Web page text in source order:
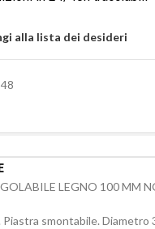
alla lista dei desideri
LEGNO 100 MM
smontabile. Diametro